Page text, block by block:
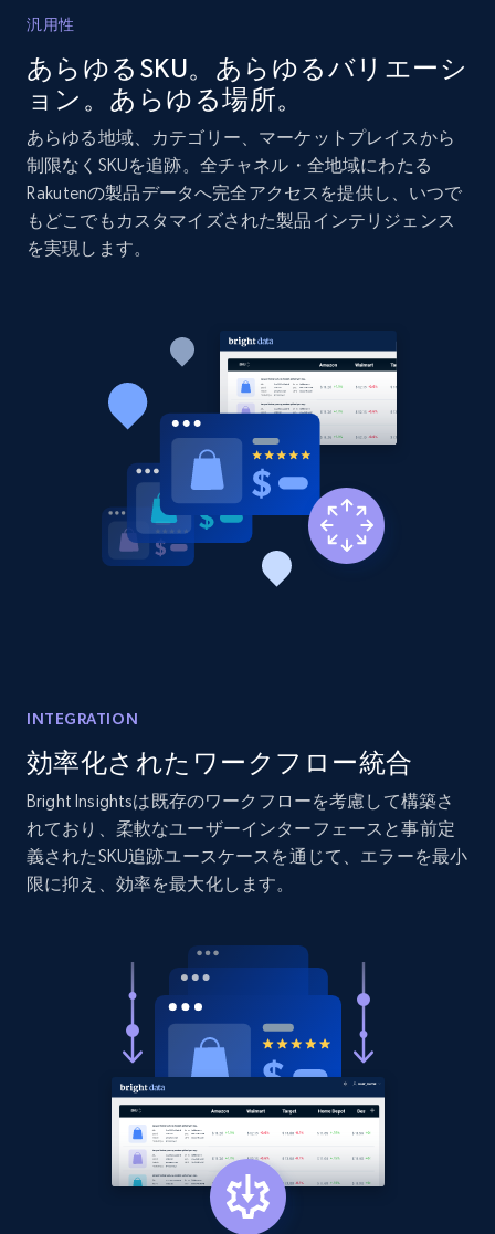
Amazon products global dataset - Collect
Amazon products by seller URL
Title, Seller name, Brand, Description, Initial
price, Currency, Availability, Reviews count, and
Amazon products global dataset - Collect
products from Brands URLs
Title, Seller name, Brand, Description, Initial
price, Currency, Availability, Reviews count, and
Etsy
URL, Product id, Listing inventory id, Title, Rating,
Reviews count shop, Reviews count item, Initial
price, and more.
1.9K+ 322+ 今すぐ始める
Etsy - Collect data on products using
specified keywords
URL, Product id, Listing inventory id, Title, Rating,
Reviews count shop, Reviews count item, Initial
price, and more.
322+ 今すぐ始める
汎用性
あらゆるSKU。あらゆるバリエーシ
ョン。あらゆる場所。
あらゆる地域、カテゴリー、マーケットプレイスから
制限なくSKUを追跡。全チャネル・全地域にわたる
Rakutenの製品データへ完全アクセスを提供し、いつで
もどこでもカスタマイズされた製品インテリジェンス
を実現します。
INTEGRATION
効率化されたワークフロー統合
Bright Insightsは既存のワークフローを考慮して構築さ
れており、柔軟なユーザーインターフェースと事前定
義されたSKU追跡ユースケースを通じて、エラーを最小
限に抑え、効率を最大化します。